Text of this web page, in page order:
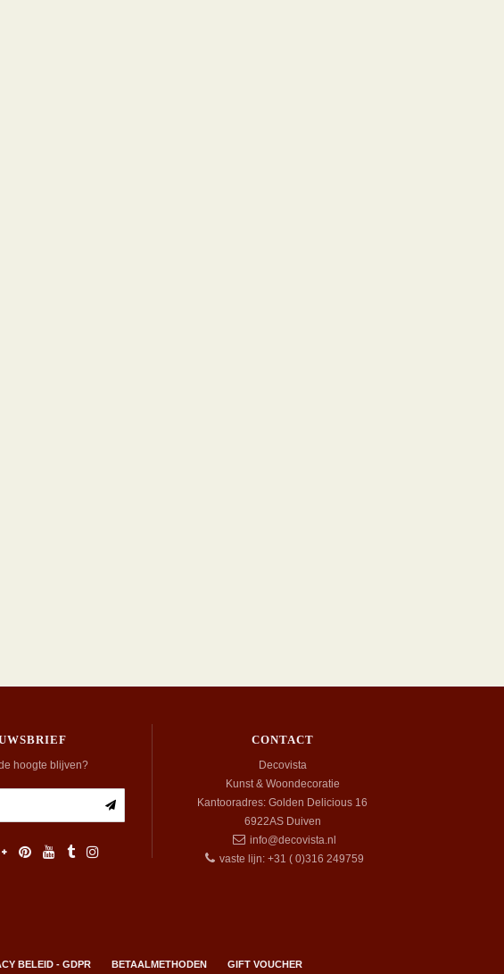
hoogte blijven?
CONTACT
Decovista
Kunst & Woondecoratie
Kantooradres: Golden Delicious 16
6922AS Duiven
info@decovista.nl
vaste lijn: +31 ( 0)316 249759
BELEID - GDPR BETAALMETHODEN GIFT VOUCHER